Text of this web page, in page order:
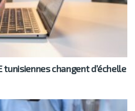
tunisiennes changent d’échelle